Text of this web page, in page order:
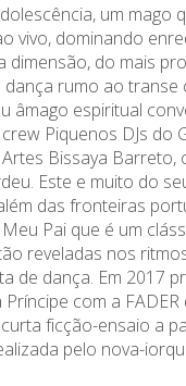
um mago
vivo, dominando
dimensão, do mais
dança rumo ao transe
âmago espiritual
Piquenos DJs do
Bissaya Barreto,
Este e muito do
das fronteiras
Pai que é um
reveladas nos
de dança. Em 2017
com a FADER
ficção-ensaio a
pelo nova-